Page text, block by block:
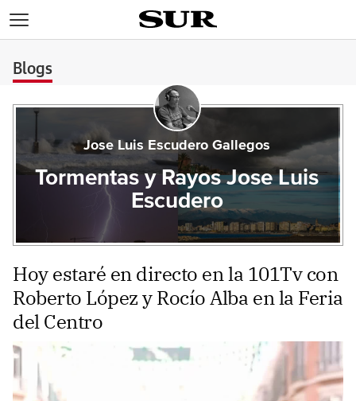
Blogs
Jose Luis Escudero Gallegos
Tormentas y Rayos Jose Luis
Escudero
Hoy estaré en directo en la 101Tv con
Roberto López y Rocío Alba en la Feria
del Centro